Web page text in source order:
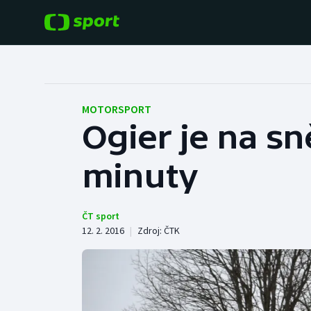
Hokej
Tenis
Cyklistika
Baseball a softbal
Boby a skeleton
Box
MOTORSPORT
Ogier je na
minuty
ČT sport
12. 2. 2016 | Zdroj: ČTK